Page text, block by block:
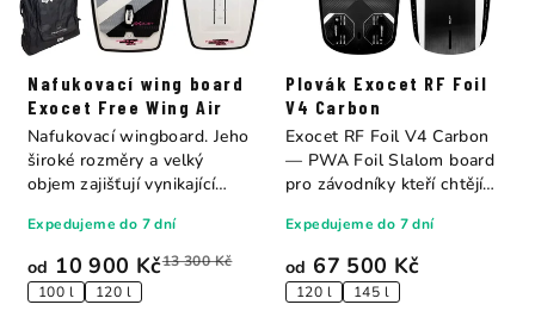
Nafukovací wing board
Exocet Free Wing Air
od 10 900 Kč13 300 Kč
100 l 120 l
Expedujeme do 7 dní
Nafukovací wingboard. Jeho
široké rozměry a velký
objem zajišťují vynikající
Plovák Exocet RF Foil
V4 Carbon
od 67 500 Kč
120 l 145 l
Expedujeme do 7 dní
Exocet RF Foil V4 Carbon
— PWA Foil Slalom board
pro závodníky kteří chtějí